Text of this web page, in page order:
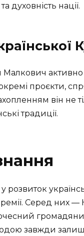
духовність нації.
Малкович
проєкти,
він не
традиції.
розвиток
Серед них —
завжди